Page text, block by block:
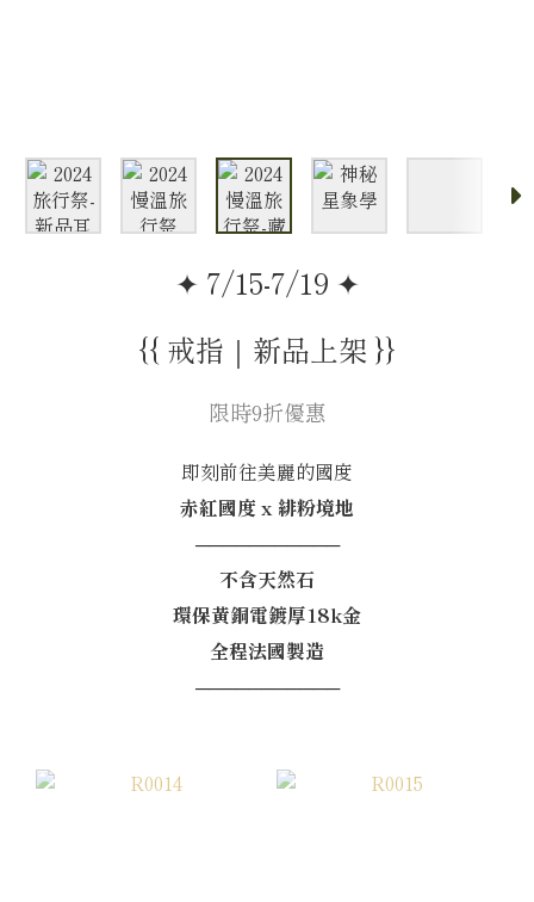
✦ 7/15-7/19 ✦
{{ 戒指｜新品上架 }}
限時9折優惠
即刻前往美麗的國度
赤紅國度 x 緋粉境地
───────────
不含天然石
環保黃銅電鍍厚18k金
全程法國製造
───────────